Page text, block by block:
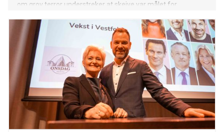
om grov terror understreker at skeive var målet for
direkte rammede er invitert til å delta.